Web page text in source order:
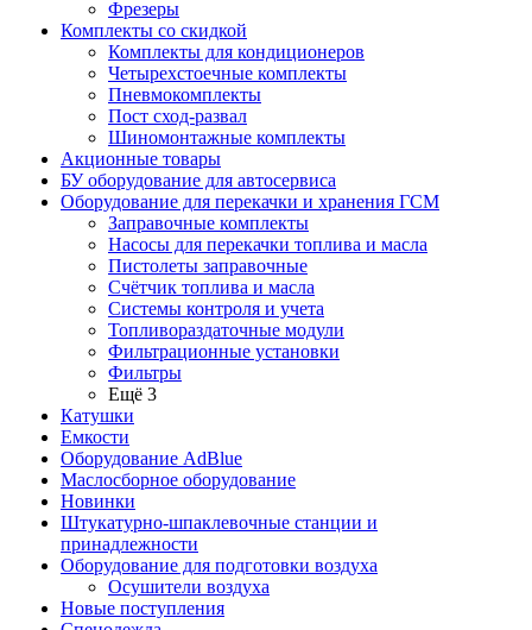
Фрезеры
Комплекты со скидкой
Комплекты для кондиционеров
Четырехстоечные комплекты
Пневмокомплекты
Пост сход-развал
Шиномонтажные комплекты
Акционные товары
БУ оборудование для автосервиса
Оборудование для перекачки и хранения ГСМ
Заправочные комплекты
Насосы для перекачки топлива и масла
Пистолеты заправочные
Счётчик топлива и масла
Системы контроля и учета
Топливораздаточные модули
Фильтрационные установки
Фильтры
Ещё 3
Катушки
Емкости
Оборудование AdBlue
Маслосборное оборудование
Новинки
Штукатурно-шпаклевочные станции и
принадлежности
Оборудование для подготовки воздуха
Осушители воздуха
Новые поступления